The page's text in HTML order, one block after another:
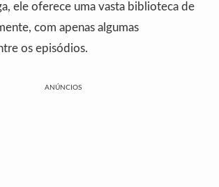
ele oferece uma vasta biblioteca de
com apenas algumas
os episódios.
ANÚNCIOS